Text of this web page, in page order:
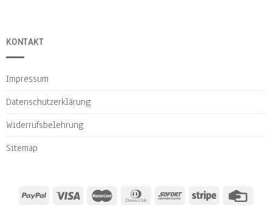
KONTAKT
Impressum
Datenschutzerklärung
Widerrufsbelehrung
Sitemap